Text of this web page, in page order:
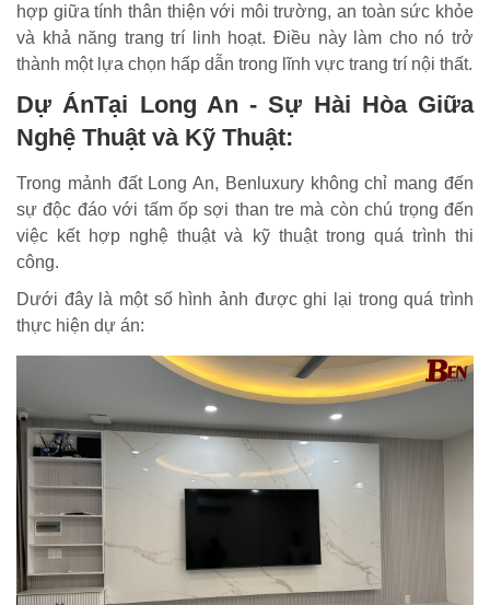
hợp giữa tính thân thiện với môi trường, an toàn sức khỏe
và khả năng trang trí linh hoạt. Điều này làm cho nó trở
thành một lựa chọn hấp dẫn trong lĩnh vực trang trí nội thất.
Dự ÁnTại Long An - Sự Hài Hòa Giữa
Nghệ Thuật và Kỹ Thuật:
Trong mảnh đất Long An, Benluxury không chỉ mang đến
sự độc đáo với tấm ốp sợi than tre mà còn chú trọng đến
việc kết hợp nghệ thuật và kỹ thuật trong quá trình thi
công.
Dưới đây là một số hình ảnh được ghi lại trong quá trình
thực hiện dự án: